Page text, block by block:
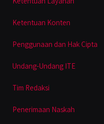
Ketentuan Konten
Penggunaan dan Hak Cipta
Undang-Undang ITE
Tim Redaksi
Penerimaan Naskah